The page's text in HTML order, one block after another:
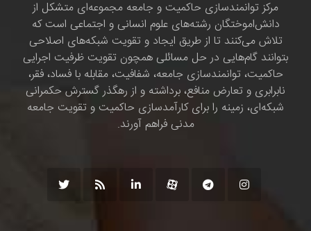
مرکز توانمندسازی حاکمیت و جامعه مجموعه‌ای متشکل از
دانش‌اموختگان رشته‌های علوم انسانی و اجتماعی است که
تلاش می‌کنند تا از طریق ایجاد و تقویت شبکه‌های اصلاحی
بتوانند گام‌هایی در حل مسائلی همچون تقویت ظرفیت اجرایی
حاکمیت، توانمندسازی جامعه، شفافیت، مقابله با فساد، فقر،
نابرابری و تعارض منافع، برداشته و از رهگذر گسترش حکمرانی
شبکه‌ای، زمینه را برای کارآمدسازی حاکمیت و تقویت جامعه
مدنی فراهم آورند.